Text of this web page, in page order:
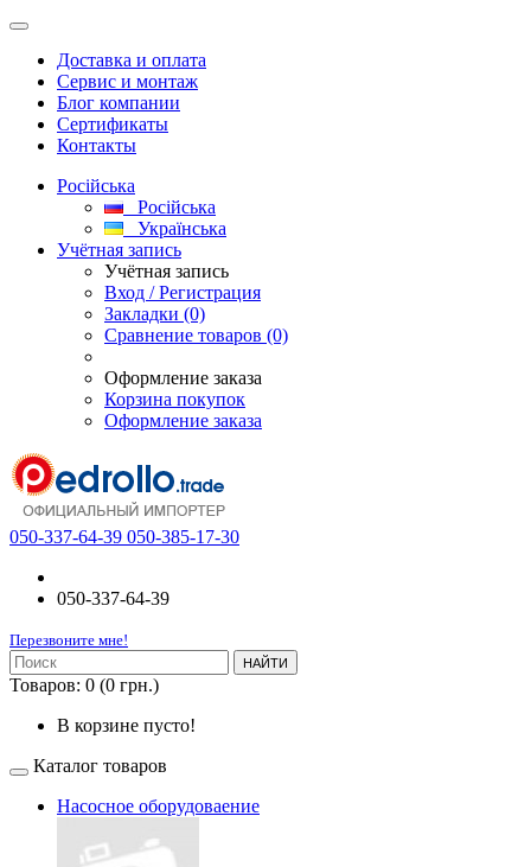
Доставка и оплата
Сервис и монтаж
Блог компании
Сертификаты
Контакты
Російська
Російська
Українська
Учётная запись
Учётная запись
Вход / Регистрация
Закладки (0)
Сравнение товаров (0)
Оформление заказа
Корзина покупок
Оформление заказа
050-337-64-39 050-385-17-30
050-337-64-39
Перезвоните мне!
НАЙТИ
Товаров: 0 (0 грн.)
В корзине пусто!
Каталог товаров
Насосное оборудоваение